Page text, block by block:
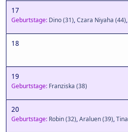
17
Geburtstage: Dino(31),Czara Niyaha (44),
18
19
Geburtstage: Franziska (38)
20
Geburtstage: Robin(32),Araluen(39),Tina